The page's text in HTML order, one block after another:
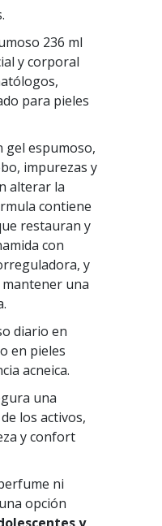
236 ml
y corporal
para pieles
gel espumoso,
impurezas y
alterar la
contiene
restauran y
con
y
una
diario en
en pieles
acneica.
una
los activos,
y confort
ni
opción